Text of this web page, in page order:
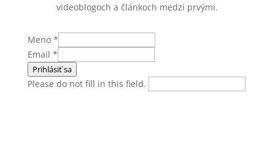
videoblogoch a článkoch medzi prvými.
Meno *
Email *
Prihlásiť sa
Please do not fill in this field.